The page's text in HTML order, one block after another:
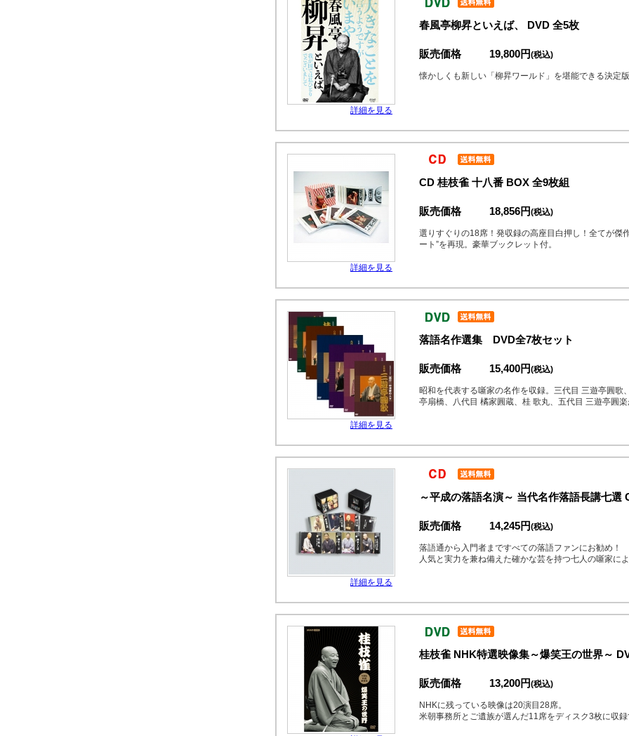
詳細を見る
春風亭柳昇といえば、 DVD 全5枚
販売価格 19,800円(税込)
懐かしくも新しい「柳昇ワールド」を堪能できる決定版
詳細を見る
CD 桂枝雀 十八番 BOX 全9枚組
販売価格 18,856円(税込)
選りすぐりの18席！発収録の高座目白押し！全てが傑
ート”を再現。豪華ブックレット付。
詳細を見る
落語名作選集 DVD全7枚セット
販売価格 15,400円(税込)
昭和を代表する噺家の名作を収録。三代目 三遊亭圓
亭扇橋、八代目 橘家圓蔵、桂 歌丸、五代目 三遊亭圓
詳細を見る
～平成の落語名演～ 当代名作落語長講七選
販売価格 14,245円(税込)
落語通から入門者まですべての落語ファンにお勧め！
人気と実力を兼ね備えた確かな芸を持つ七人の噺家に
桂枝雀 NHK特選映像集～爆笑王の世界～
販売価格 13,200円(税込)
NHKに残っている映像は20演目28席。
米朝事務所とご遺族が選んだ11席をディスク3枚に収録